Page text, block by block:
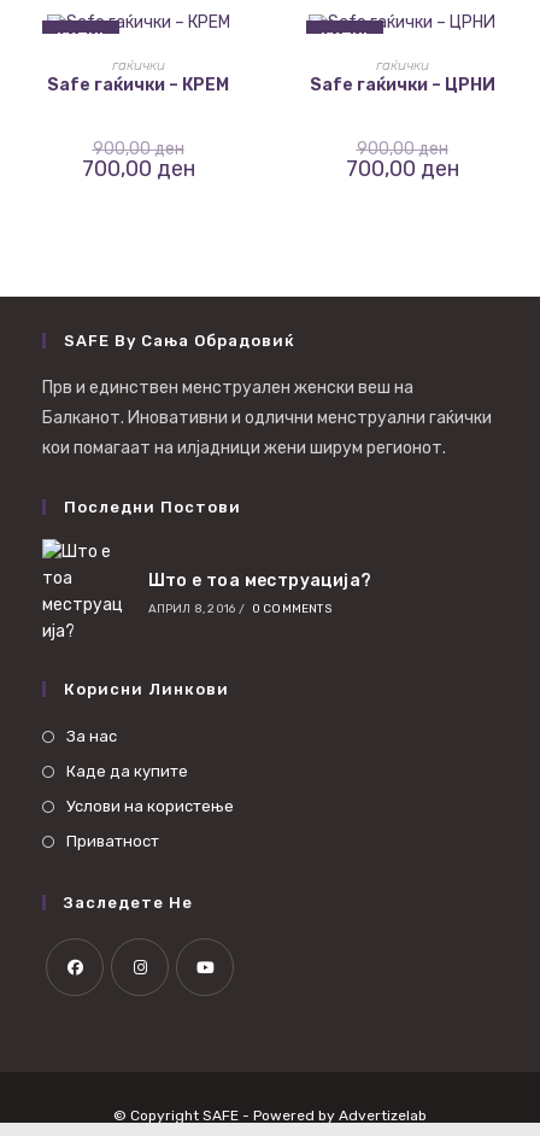
КУПИ!
ИЗБЕРИ ОПЦИИ
гаќички
Safe гаќички – КРЕМ
900,00ден
700,00 ден
КУПИ!
ИЗБЕРИ ОПЦИИ
гаќички
Safe гаќички – ЦРНИ
900,00ден
700,00 ден
SAFE By Сања Обрадовиќ
Прв и единствен менструален женски веш на
Балканот. Иновативни и одлични менструални гаќички
кои помагаат на илјадници жени ширум регионот.
Последни Постови
Што е тоа меструација?
АПРИЛ 8, 2016 / 0 COMMENTS
Корисни Линкови
За нас
Каде да купите
Услови на користење
Приватност
Заследете Не
© Copyright SAFE - Powered by Advertizelab